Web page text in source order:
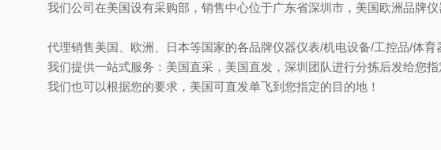
我们公司在美国设有采购部，销售中心位于广东省深圳市，美国欧洲品牌
代理销售美国、欧洲、日本等国家的各品牌仪器仪表/机电设备/工控品/体
我们提供一站式服务：美国直采，美国直发，深圳团队进行分拣后发给您指
我们也可以根据您的要求，美国可直发单飞到您指定的目的地！